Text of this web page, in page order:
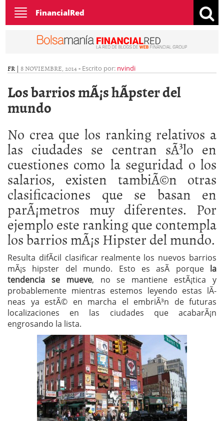
Toggle
navigation
FinancialRed
FR | 8 NOVIEMBRE, 2014- Escrito por: nvindi
Los barrios mÃ¡s hÃ­pster del
mundo
No crea que los ranking relativos a
las ciudades se centran sÃ³lo en
cuestiones como la seguridad o los
salarios, existen tambiÃ©n otras
clasificaciones que se basan en
parÃ¡metros muy diferentes. Por
ejemplo este ranking que contempla
los barrios mÃ¡s Hipster del mundo.
Resulta difÃ­cil clasificar realmente los nuevos barrios
mÃ¡s hipster del mundo. Esto es asÃ­ porque la
tendencia se mueve, no se mantiene estÃ¡tica y
probablemente mientras estemos leyendo estas lÃ­
neas ya estÃ© en marcha el embriÃ³n de futuras
localizaciones en las ciudades que acabarÃ¡n
engrosando la lista.